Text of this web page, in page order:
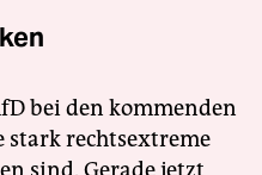
bei den kommenden
stark rechtsextreme